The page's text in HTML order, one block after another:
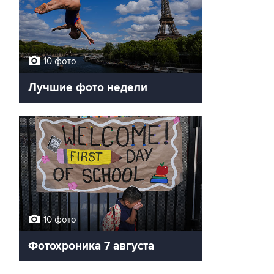
10 фото
Лучшие фото недели
10 фото
Фотохроника 7 августа